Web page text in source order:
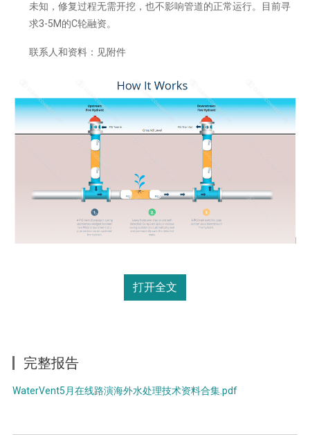
未知，修复过程无需开挖，也不影响管道的正常运行。目前寻
求3-5M的C轮融资。
联系人和资料：见附件
打开全文
完整报告
WaterVent5月在线路演海外水处理技术资料合集.pdf